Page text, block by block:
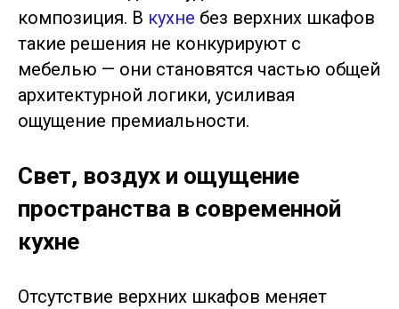
композиция. В кухне без верхних шкафов
такие решения не конкурируют с
мебелью — они становятся частью общей
архитектурной логики, усиливая
ощущение премиальности.
Свет, воздух и ощущение
пространства в современной
кухне
Отсутствие верхних шкафов меняет